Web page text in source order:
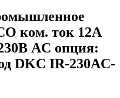
ком. ток 12А
AC опция:
DKC IR-230AC-